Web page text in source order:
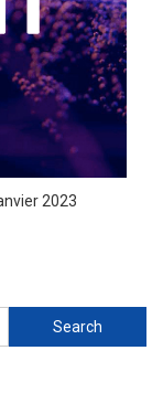
2023
Search